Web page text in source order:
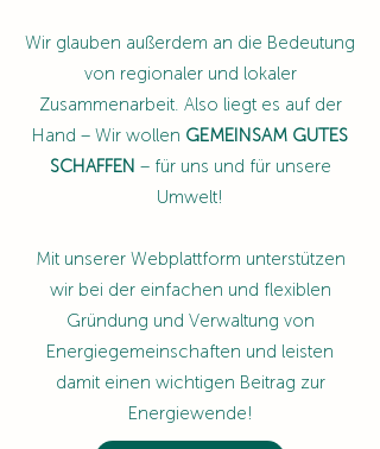
Wir glauben außerdem an die Bedeutung
von regionaler und lokaler
Zusammenarbeit. Also liegt es auf der
Hand – Wir wollen GEMEINSAM GUTES
SCHAFFEN – für uns und für unsere
Umwelt!
Mit unserer Webplattform unterstützen
wir bei der einfachen und flexiblen
Gründung und Verwaltung von
Energiegemeinschaften und leisten
damit einen wichtigen Beitrag zur
Energiewende!